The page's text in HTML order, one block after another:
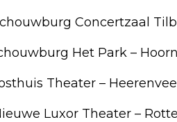
Concertzaal
Het Park – Hoorn
Theater –
Luxor Theater –